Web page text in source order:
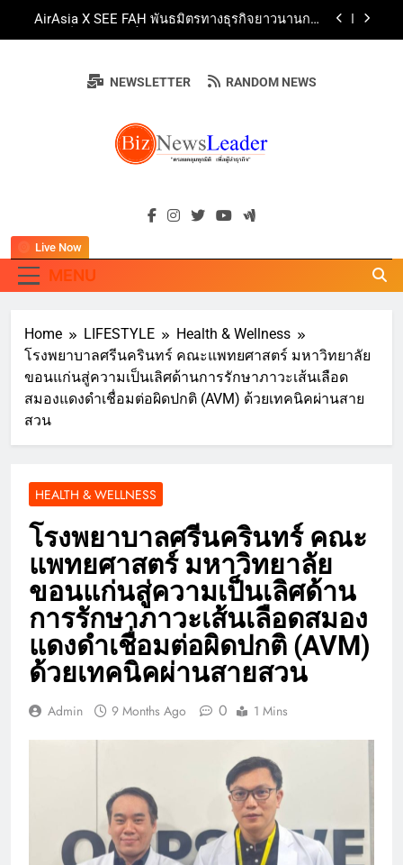
AirAsia X SEE FAH พันธมิตรทางธุรกิจยาวนานกว่า
ทางวิชาการและการตลาดเชิงรุก แนะเคล็ดลับปรับ
ธุรกิจท่องเที่ยวไทย “ขายได้ ขายดี ขายนาน”
สืบสานพุทธศาสนา สร้างสังคมปลอดเหล้า ภายใต้
แนวคิด “90 วัน เก็บแต้มสุขภาพดี สิ่งดีๆ จะเกิดขึ้น”
Guangzhou Yinghao School Unveils Vision for
Future-Ready Education
“ข้าวหน้าไก่ราชวงศ์” พุ่งทะยานสู่น่านฟ้า
ททท. ร่วมมือกับ จุฬาลงกรณ์มหาวิทยาลัย จัดสัมมนา
ธุรกิจท่องเที่ยวไทย “ขายได้ ขายดี ขายนาน”
BIZNEWSLEADER
"ครอบคลุมทุกมิติ เพื่อ…ผู้นำธุรกิจ"
NEWSLETTER RANDOM NEWS
MENU
Live Now
Home LIFESTYLE
Health & Wellness
โรงพยาบาลศรีนครินทร์ คณะแพทยศาสตร์ มหาวิทยาลัย
ขอนแก่นสู่ความเป็นเลิศด้านการรักษาภาวะเส้นเลือด
สมองแดงดำเชื่อมต่อผิดปกติ (AVM) ด้วยเทคนิคผ่านสาย
สวน
HEALTH & WELLNESS
โรงพยาบาลศรีนครินทร์ คณะ
แพทยศาสตร์ มหาวิทยาลัย
ขอนแก่นสู่ความเป็นเลิศด้าน
การรักษาภาวะเส้นเลือดสมอง
แดงดำเชื่อมต่อผิดปกติ (AVM)
ด้วยเทคนิคผ่านสายสวน
Admin 9 Months Ago 0 1 Mins